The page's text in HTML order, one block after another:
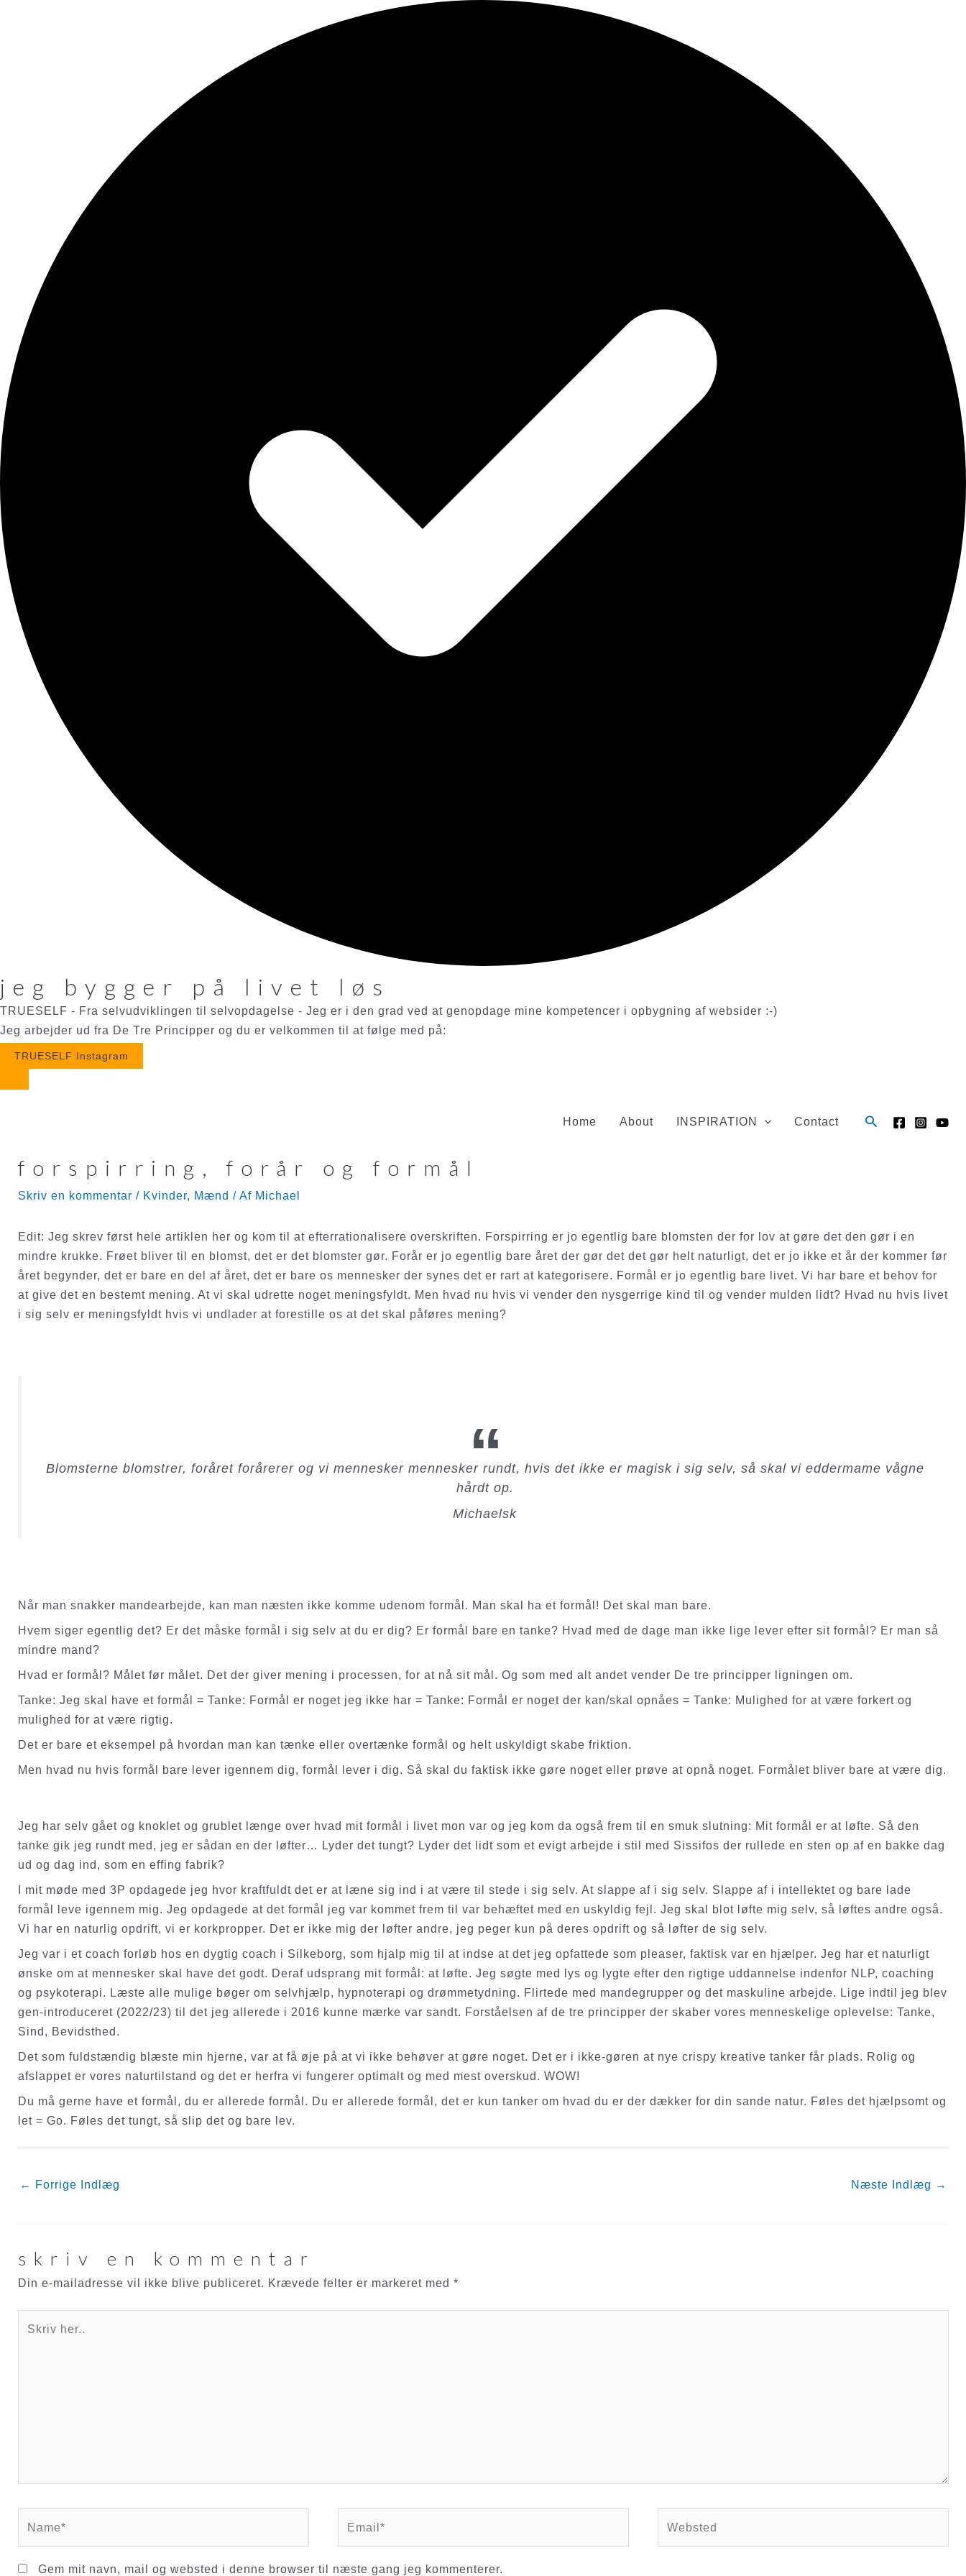
jeg bygger på livet løs
TRUESELF - Fra selvudviklingen til selvopdagelse - Jeg er i den grad ved at genopdage mine kompetencer i opbygning af websider :-)
Jeg arbejder ud fra De Tre Principper og du er velkommen til at følge med på:
TRUESELF Instagram
Home About INSPIRATION Contact Søg
forspirring, forår og formål
Skriv en kommentar / Kvinder, Mænd / Af Michael
Edit: Jeg skrev først hele artiklen her og kom til at efterrationalisere overskriften. Forspirring er jo egentlig bare blomsten der for lov at gøre det den gør i en
mindre krukke. Frøet bliver til en blomst, det er det blomster gør. Forår er jo egentlig bare året der gør det det gør helt naturligt, det er jo ikke et år der kommer før
året begynder, det er bare en del af året, det er bare os mennesker der synes det er rart at kategorisere. Formål er jo egentlig bare livet. Vi har bare et behov for
at give det en bestemt mening. At vi skal udrette noget meningsfyldt. Men hvad nu hvis vi vender den nysgerrige kind til og vender mulden lidt? Hvad nu hvis livet
i sig selv er meningsfyldt hvis vi undlader at forestille os at det skal påføres mening?
Blomsterne blomstrer, foråret forårerer og vi mennesker mennesker rundt, hvis det ikke er magisk i sig selv, så skal vi eddermame vågne
hårdt op.
Michaelsk
Når man snakker mandearbejde, kan man næsten ikke komme udenom formål. Man skal ha et formål! Det skal man bare.
Hvem siger egentlig det? Er det måske formål i sig selv at du er dig? Er formål bare en tanke? Hvad med de dage man ikke lige lever efter sit formål? Er man så
mindre mand?
Hvad er formål? Målet før målet. Det der giver mening i processen, for at nå sit mål. Og som med alt andet vender De tre principper ligningen om.
Tanke: Jeg skal have et formål = Tanke: Formål er noget jeg ikke har = Tanke: Formål er noget der kan/skal opnåes = Tanke: Mulighed for at være forkert og
mulighed for at være rigtig.
Det er bare et eksempel på hvordan man kan tænke eller overtænke formål og helt uskyldigt skabe friktion.
Men hvad nu hvis formål bare lever igennem dig, formål lever i dig. Så skal du faktisk ikke gøre noget eller prøve at opnå noget. Formålet bliver bare at være dig.
Jeg har selv gået og knoklet og grublet længe over hvad mit formål i livet mon var og jeg kom da også frem til en smuk slutning: Mit formål er at løfte. Så den
tanke gik jeg rundt med, jeg er sådan en der løfter… Lyder det tungt? Lyder det lidt som et evigt arbejde i stil med Sissifos der rullede en sten op af en bakke dag
ud og dag ind, som en effing fabrik?
I mit møde med 3P opdagede jeg hvor kraftfuldt det er at læne sig ind i at være til stede i sig selv. At slappe af i sig selv. Slappe af i intellektet og bare lade
formål leve igennem mig. Jeg opdagede at det formål jeg var kommet frem til var behæftet med en uskyldig fejl. Jeg skal blot løfte mig selv, så løftes andre også.
Vi har en naturlig opdrift, vi er korkpropper. Det er ikke mig der løfter andre, jeg peger kun på deres opdrift og så løfter de sig selv.
Jeg var i et coach forløb hos en dygtig coach i Silkeborg, som hjalp mig til at indse at det jeg opfattede som pleaser, faktisk var en hjælper. Jeg har et naturligt
ønske om at mennesker skal have det godt. Deraf udsprang mit formål: at løfte. Jeg søgte med lys og lygte efter den rigtige uddannelse indenfor NLP, coaching
og psykoterapi. Læste alle mulige bøger om selvhjælp, hypnoterapi og drømmetydning. Flirtede med mandegrupper og det maskuline arbejde. Lige indtil jeg blev
gen-introduceret (2022/23) til det jeg allerede i 2016 kunne mærke var sandt. Forståelsen af de tre principper der skaber vores menneskelige oplevelse: Tanke,
Sind, Bevidsthed.
Det som fuldstændig blæste min hjerne, var at få øje på at vi ikke behøver at gøre noget. Det er i ikke-gøren at nye crispy kreative tanker får plads. Rolig og
afslappet er vores naturtilstand og det er herfra vi fungerer optimalt og med mest overskud. WOW!
Du må gerne have et formål, du er allerede formål. Du er allerede formål, det er kun tanker om hvad du er der dækker for din sande natur. Føles det hjælpsomt og
let = Go. Føles det tungt, så slip det og bare lev.
Post
← Forrige Indlæg Næste Indlæg →
skriv en kommentar
Din e-mailadresse vil ikke blive publiceret. Krævede felter er markeret med *
Gem mit navn, mail og websted i denne browser til næste gang jeg kommenterer.